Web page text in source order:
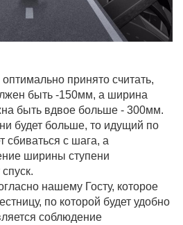
принято считать,
быть -150мм, а ширина
быть вдвое больше - 300мм.
будет больше, то идущий по
сбиваться с шага, а
ширины ступени
нашему Госту, которое
по которой будет удобно
соблюдение